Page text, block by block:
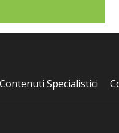
Specialistici